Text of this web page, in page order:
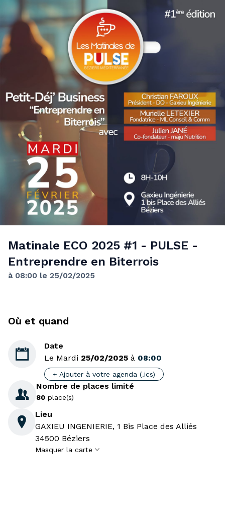
Matinale ECO 2025 #1 - PULSE -
Entreprendre en Biterrois
à 08:00 le 25/02/2025
Où et quand

Date
Le Mardi 25/02/2025 à 08:00
+ Ajouter à votre agenda (.ics)

Nombre de places limité
80 place(s)

Lieu
GAXIEU INGENIERIE, 1 Bis Place des Alliés
34500 Béziers
Masquer la carte 